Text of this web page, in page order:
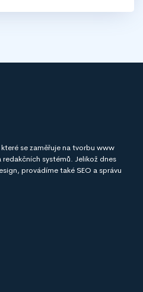
se zaměřuje na tvorbu www
systémů. Jelikož dnes
provádíme také SEO a správu